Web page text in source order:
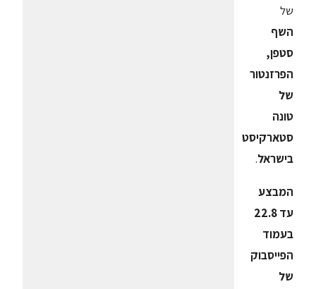
של
השף
סטפן,
הפרזנטור
של
טונה
סטארקיסט
בישראל.
המבצע
עד 22.8
בעמוד
הפייסבוק
של